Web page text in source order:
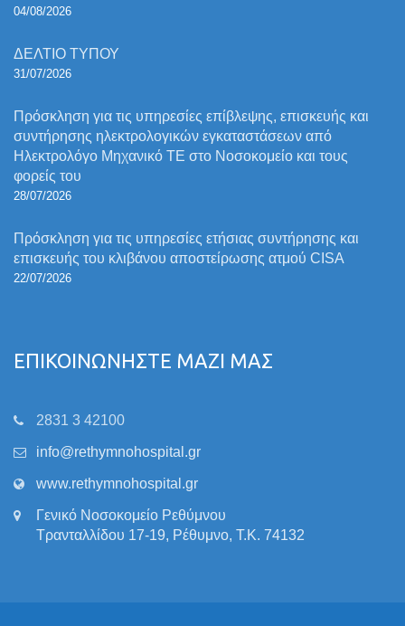
04/08/2026
ΔΕΛΤΙΟ ΤΥΠΟΥ
31/07/2026
Πρόσκληση για τις υπηρεσίες επίβλεψης, επισκευής και
συντήρησης ηλεκτρολογικών εγκαταστάσεων από
Ηλεκτρολόγο Μηχανικό ΤΕ στο Νοσοκομείο και τους
φορείς του
28/07/2026
Πρόσκληση για τις υπηρεσίες ετήσιας συντήρησης και
επισκευής του κλιβάνου αποστείρωσης ατμού CISA
22/07/2026
ΕΠΙΚΟΙΝΩΝΗΣΤΕ ΜΑΖΙ ΜΑΣ
2831 3 42100
info@rethymnohospital.gr
www.rethymnohospital.gr
Γενικό Νοσοκομείο Ρεθύμνου
Τρανταλλίδου 17-19, Ρέθυμνο, Τ.Κ. 74132